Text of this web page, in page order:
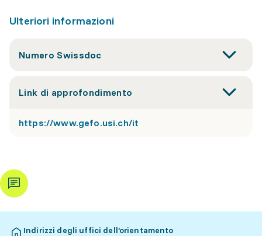
Ulteriori informazioni
Numero Swissdoc
Link di approfondimento
https://www.gefo.usi.ch/it
Indirizzi degli uffici dell’orientamento